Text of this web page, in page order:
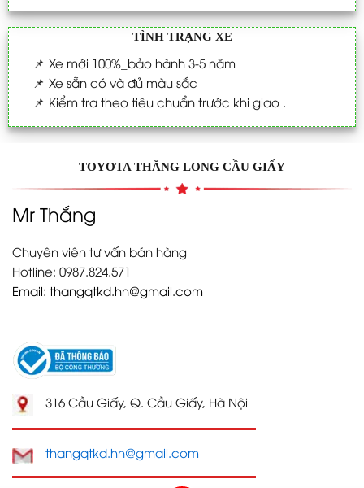
TÌNH TRẠNG XE
📌 Xe mới 100%_bảo hành 3-5 năm
📌 Xe sẵn có và đủ màu sắc
📌 Kiểm tra theo tiêu chuẩn trước khi giao .
TOYOTA THĂNG LONG CẦU GIẤY
Mr Thắng
Chuyên viên tư vấn bán hàng
Hotline: 0987.824.571
Email: thangqtkd.hn@gmail.com
316 Cầu Giấy, Q. Cầu Giấy, Hà Nội
thangqtkd.hn@gmail.com